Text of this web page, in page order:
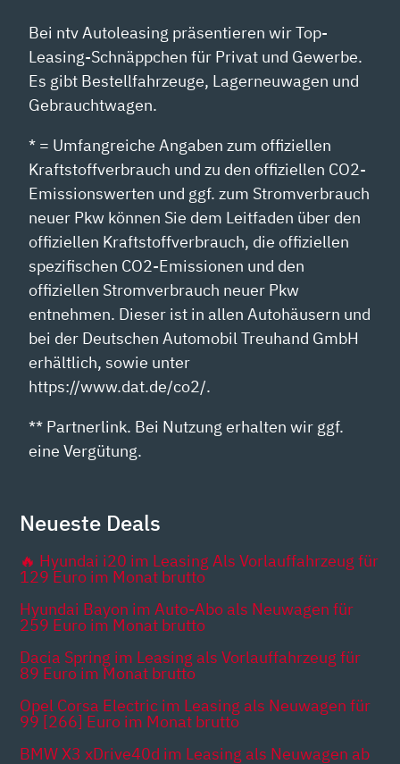
Bei ntv Autoleasing präsentieren wir Top-
Leasing-Schnäppchen für Privat und Gewerbe.
Es gibt Bestellfahrzeuge, Lagerneuwagen und
Gebrauchtwagen.
* = Umfangreiche Angaben zum offiziellen
Kraftstoffverbrauch und zu den offiziellen CO2-
Emissionswerten und ggf. zum Stromverbrauch
neuer Pkw können Sie dem Leitfaden über den
offiziellen Kraftstoffverbrauch, die offiziellen
spezifischen CO2-Emissionen und den
offiziellen Stromverbrauch neuer Pkw
entnehmen. Dieser ist in allen Autohäusern und
bei der Deutschen Automobil Treuhand GmbH
erhältlich, sowie unter
https://www.dat.de/co2/.
** Partnerlink. Bei Nutzung erhalten wir ggf.
eine Vergütung.
Neueste Deals
🔥 Hyundai i20 im Leasing Als Vorlauffahrzeug für
129 Euro im Monat brutto
Hyundai Bayon im Auto-Abo als Neuwagen für
259 Euro im Monat brutto
Dacia Spring im Leasing als Vorlauffahrzeug für
89 Euro im Monat brutto
Opel Corsa Electric im Leasing als Neuwagen für
99 [266] Euro im Monat brutto
BMW X3 xDrive40d im Leasing als Neuwagen ab